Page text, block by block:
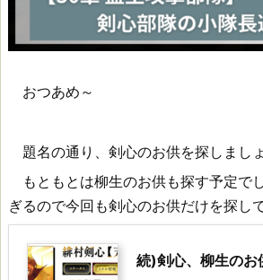
おつあめ～
題名の通り、剣心のお供を探しまし
もともとは柳生のお供も探す予定で
ぎるので今回も剣心のお供だけを探し
続)剣心、柳生のお